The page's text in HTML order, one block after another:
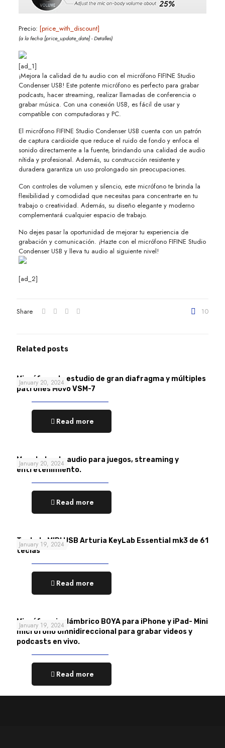
Precio: [price_with_discount]
(a la fecha [price_update_date] -Detalles)
[ad_1]
¡Mejora la calidad de tu audio con el micrófono FIFINE Studio
Condenser USB! Este potente micrófono es perfecto para grabar
podcasts, hacer streaming, realizar llamadas de conferencia o
grabar música. Con una conexión USB, es fácil de usar y
compatible con computadoras y PC.
El micrófono FIFINE Studio Condenser USB cuenta con un patrón
de captura cardioide que reduce el ruido de fondo y enfoca el
sonido directamente a la fuente, brindando una calidad de audio
nítida y profesional. Además, su construcción resistente y
duradera garantiza un uso prolongado sin preocupaciones.
Con controles de volumen y silencio, este micrófono te brinda la
flexibilidad y comodidad que necesitas para concentrarte en tu
trabajo o creatividad. Además, su diseño elegante y moderno
complementará cualquier espacio de trabajo.
No dejes pasar la oportunidad de mejorar tu experiencia de
grabación y comunicación. ¡Hazte con el micrófono FIFINE Studio
Condenser USB y lleva tu audio al siguiente nivel!
[ad_2]
Share 10
Related posts
January 20, 2024
Micrófono de estudio de gran diafragma y múltiples
patrones Movo VSM-7
Read more
January 20, 2024
Mezclador de audio para juegos, streaming y
entretenimiento.
Read more
January 19, 2024
Teclado MIDI USB Arturia KeyLab Essential mk3 de 61
teclas
Read more
January 19, 2024
Micrófono inalámbrico BOYA para iPhone y iPad- Mini
micrófono omnidireccional para grabar videos y
podcasts en vivo.
Read more